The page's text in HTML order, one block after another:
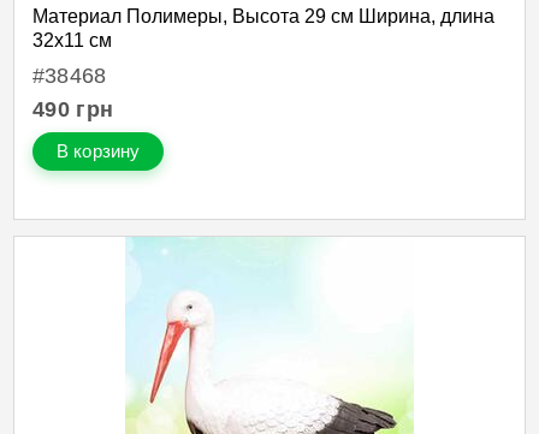
Материал Полимеры, Высота 29 см Ширина, длина
32х11 см
#38468
490 грн
В корзину